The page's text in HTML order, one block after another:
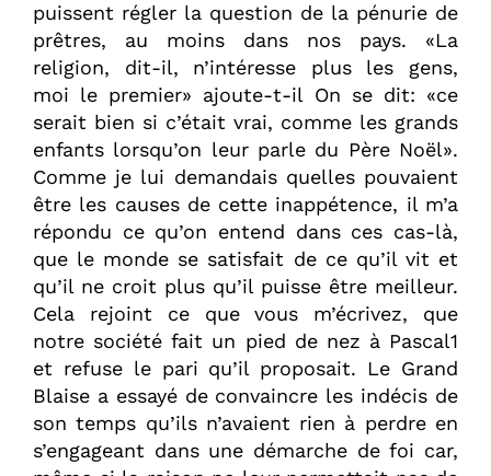
puissent régler la question de la pénurie de
prêtres, au moins dans nos pays. «La
religion, dit-il, n’intéresse plus les gens,
moi le premier» ajoute-t-il On se dit: «ce
serait bien si c’était vrai, comme les grands
enfants lorsqu’on leur parle du Père Noël».
Comme je lui demandais quelles pouvaient
être les causes de cette inappétence, il m’a
répondu ce qu’on entend dans ces cas-là,
que le monde se satisfait de ce qu’il vit et
qu’il ne croit plus qu’il puisse être meilleur.
Cela rejoint ce que vous m’écrivez, que
notre société fait un pied de nez à Pascal1
et refuse le pari qu’il proposait. Le Grand
Blaise a essayé de convaincre les indécis de
son temps qu’ils n’avaient rien à perdre en
s’engageant dans une démarche de foi car,